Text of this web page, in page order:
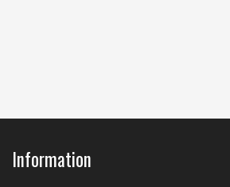
Information